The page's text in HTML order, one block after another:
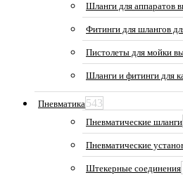
Шланги для аппаратов
Фитинги для шлангов
Пистолеты для мойки
Шланги и фитинги для
Пневматика543
Пневматические шланги
Пневматические
Штекерные соединения